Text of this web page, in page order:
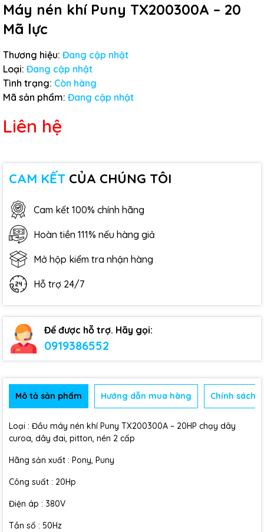
Máy nén khí Puny TX200300A – 20
Mã lực
Thương hiệu: Đang cập nhật
Loại: Đang cập nhật
Tình trạng: Còn hàng
Mã sản phẩm: Đang cập nhật
Liên hệ
CAM KẾT CỦA CHÚNG TÔI
Cam kết 100% chính hãng
Hoàn tiền 111% nếu hàng giả
Mở hộp kiểm tra nhận hàng
Hỗ trợ 24/7
Để được hỗ trợ. Hãy gọi:
0919386552
Mô tả sản phẩm Hướng dẫn mua hàng Chính sách
Loại : Đầu máy nén khí Puny TX200300A – 20HP chạy dây
curoa, dây đai, pitton, nén 2 cấp
Hãng sản xuất : Pony, Puny
Công suất : 20Hp
Điện áp : 380V
Tần số : 50Hz